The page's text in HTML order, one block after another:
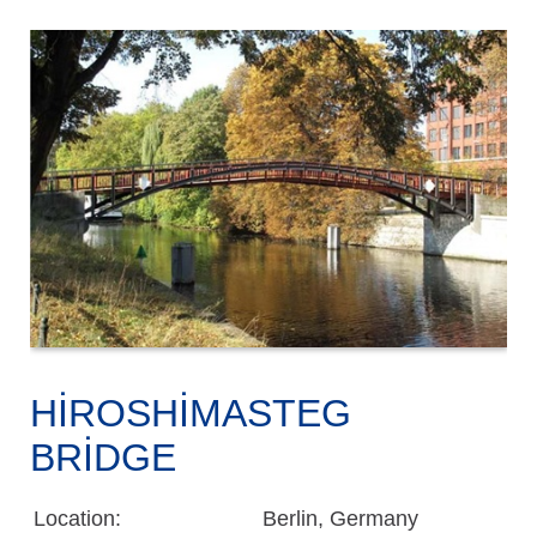
HIROSHIMASTEG
BRIDGE
Location:
Berlin, Germany